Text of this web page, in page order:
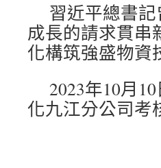
習近平總書
成長的請求貫串
化構筑強盛物資
2023年10月
化九江分公司考